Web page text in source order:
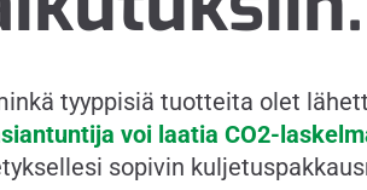
tyyppisiä tuotteita olet
voi laatia CO2-
sopivin